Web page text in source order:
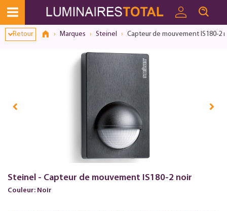
Retour Marques Steinel Capteur de mouvement IS180-2
Steinel - Capteur de mouvement IS180-2 noir
Couleur: Noir